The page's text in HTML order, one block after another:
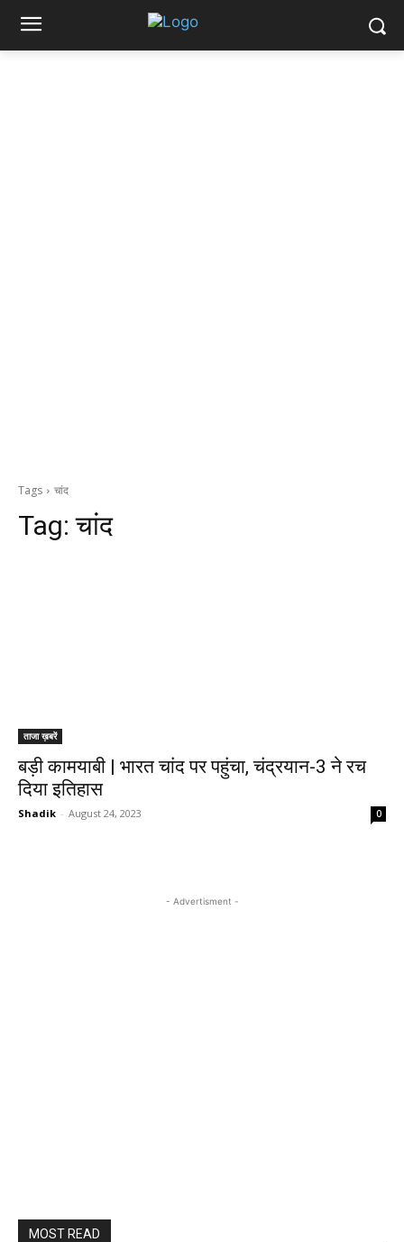
Tags चांद
Tag:चांद
ताजा ख़बरें
बड़ी कामयाबी | भारत चांद पर पहुंचा, चंद्रयान-3 ने रच
दिया इतिहास
Shadik - August 24, 2023 0
- Advertisment -
MOST READ